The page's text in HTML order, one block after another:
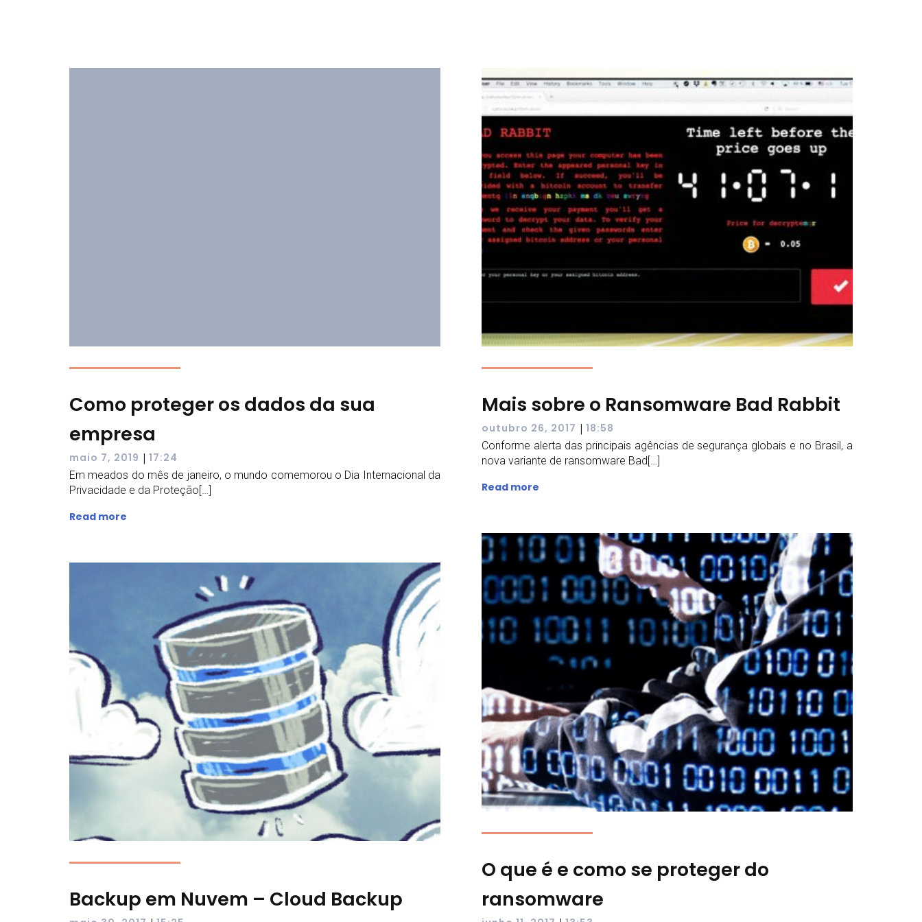
Como proteger os dados da sua
empresa
maio 7, 2019 | 17:24
Em meados do mês de janeiro, o mundo comemorou o Dia Internacional da
Privacidade e da Proteção[…]
Read more
Mais sobre o Ransomware Bad Rabbit
outubro 26, 2017 | 18:58
Conforme alerta das principais agências de segurança globais e no Brasil, a
nova variante de ransomware Bad[…]
Read more
O que é e como se proteger do
ransomware
Backup em Nuvem – Cloud Backup